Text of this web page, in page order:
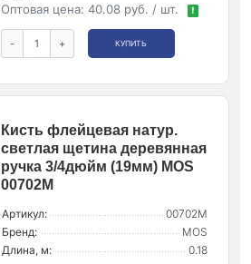
Оптовая цена: 40.08 руб. / шт. !
- + КУПИТЬ
Кисть флейцевая натур.
светлая щетина деревянная
ручка 3/4дюйм (19мм) MOS
00702М
Артикул:
00702М
Бренд:
MOS
Длина, м:
0.18